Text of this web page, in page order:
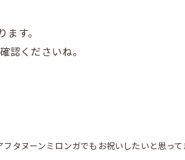
す。
認くださいね。
タヌーンミロンガでもお祝いしたいと思って